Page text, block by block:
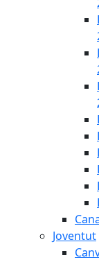
Joventut